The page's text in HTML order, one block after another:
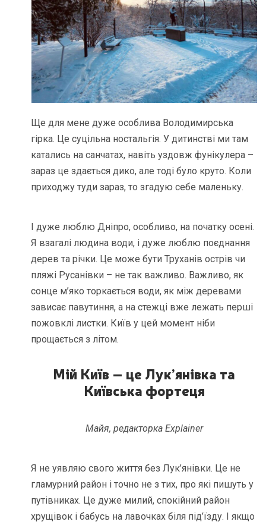
Ще для мене дуже особлива Володимирська
гірка. Це суцільна ностальгія. У дитинстві ми там
катались на санчатах, навіть уздовж фунікулера –
зараз це здається дико, але тоді було круто. Коли
приходжу туди зараз, то згадую себе маленьку.
І дуже люблю Дніпро, особливо, на початку осені.
Я взагалі людина води, і дуже люблю поєднання
дерев та річки. Це може бути Труханів острів чи
пляжі Русанівки – не так важливо. Важливо, як
сонце м’яко торкається води, як між деревами
зависає павутиння, а на стежці вже лежать перші
пожовклі листки. Київ у цей момент ніби
прощається з літом.
Мій Київ – це Лук’янівка та
Київська фортеця
Майя, редакторка Explainer
Я не уявляю свого життя без Лук’янівки. Це не
гламурний район і точно не з тих, про які пишуть у
путівниках. Це дуже милий, спокійний район
хрущівок і бабусь на лавочках біля під’їзду. І якщо